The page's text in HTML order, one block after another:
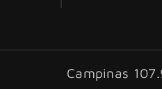
Campinas